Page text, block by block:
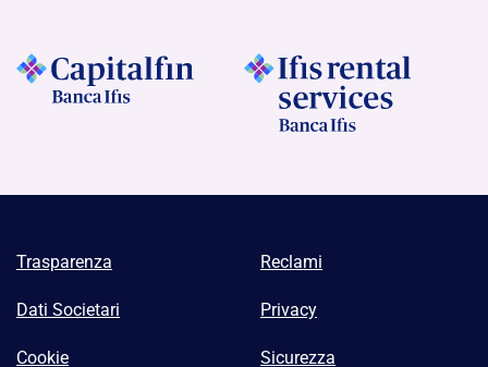
Trasparenza Reclami
Dati Societari Privacy
Cookie Sicurezza